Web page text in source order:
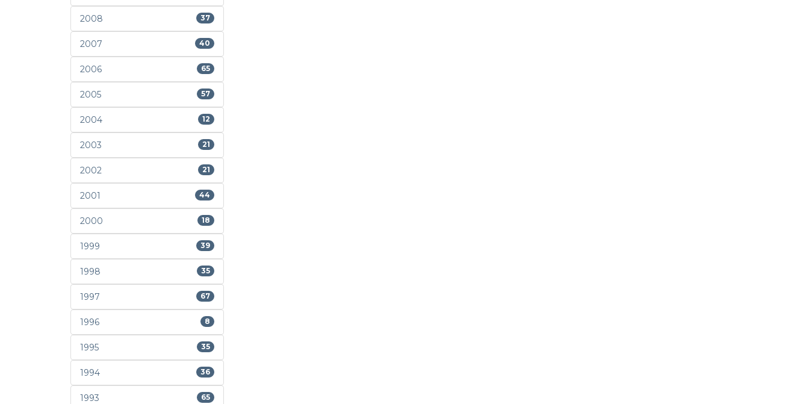
2008 37
2007 40
2006 65
2005 57
2004 12
2003 21
2002 21
2001 44
2000 18
1999 39
1998 35
1997 67
1996 8
1995 35
1994 36
1993 65